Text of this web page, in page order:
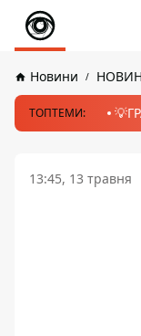
Новини
ТОПТЕМИ:
13:45, 13 травня